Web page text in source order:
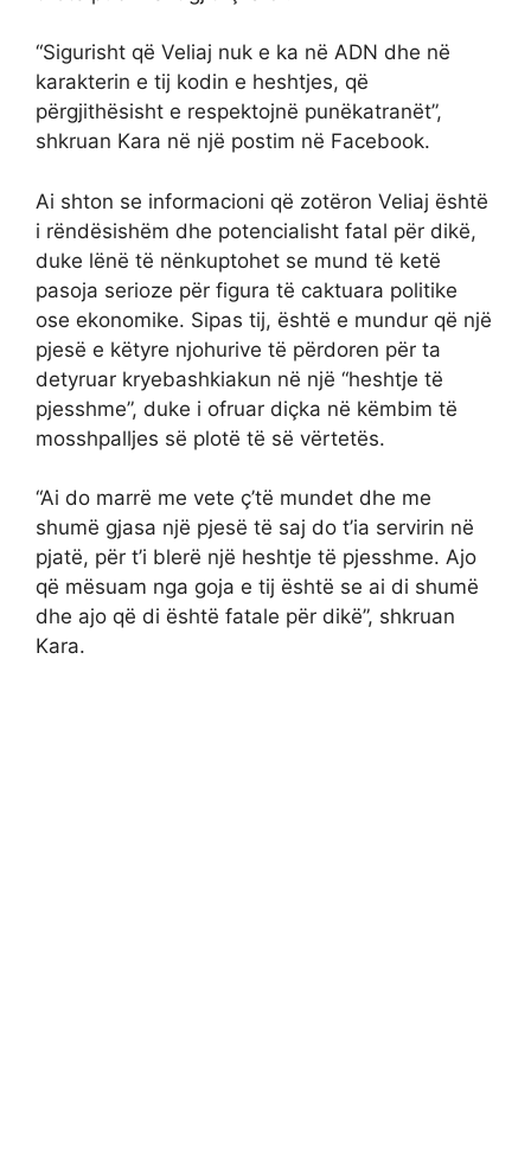
“Sigurisht që Veliaj nuk e ka në ADN dhe në
karakterin e tij kodin e heshtjes, që
përgjithësisht e respektojnë punëkatranët”,
shkruan Kara në një postim në Facebook.
Ai shton se informacioni që zotëron Veliaj është
i rëndësishëm dhe potencialisht fatal për dikë,
duke lënë të nënkuptohet se mund të ketë
pasoja serioze për figura të caktuara politike
ose ekonomike. Sipas tij, është e mundur që një
pjesë e këtyre njohurive të përdoren për ta
detyruar kryebashkiakun në një “heshtje të
pjesshme”, duke i ofruar diçka në këmbim të
mosshpalljes së plotë të së vërtetës.
“Ai do marrë me vete ç’të mundet dhe me
shumë gjasa një pjesë të saj do t’ia servirin në
pjatë, për t’i blerë një heshtje të pjesshme. Ajo
që mësuam nga goja e tij është se ai di shumë
dhe ajo që di është fatale për dikë”, shkruan
Kara.